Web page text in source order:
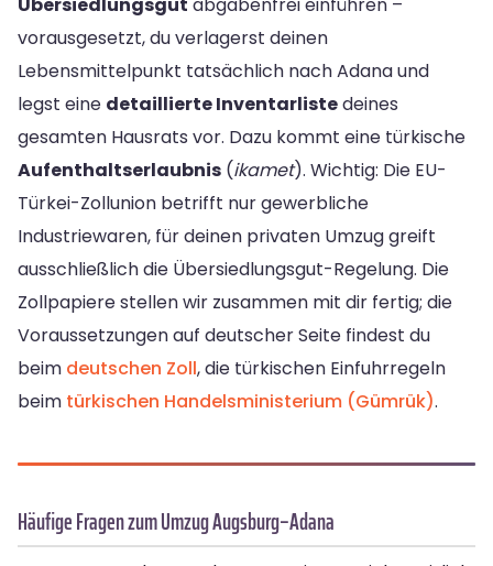
Übersiedlungsgut abgabenfrei einführen –
vorausgesetzt, du verlagerst deinen
Lebensmittelpunkt tatsächlich nach Adana und
legst eine detaillierte Inventarlistedeines
gesamten Hausrats vor. Dazu kommt eine türkische
Aufenthaltserlaubnis (ikamet). Wichtig: Die EU-
Türkei-Zollunion betrifft nur gewerbliche
Industriewaren, für deinen privaten Umzug greift
ausschließlich die Übersiedlungsgut-Regelung. Die
Zollpapiere stellen wir zusammen mit dir fertig; die
Voraussetzungen auf deutscher Seite findest du
beim deutschen Zoll, die türkischen Einfuhrregeln
beim türkischen Handelsministerium (Gümrük).
Häufige Fragen zum Umzug Augsburg–Adana